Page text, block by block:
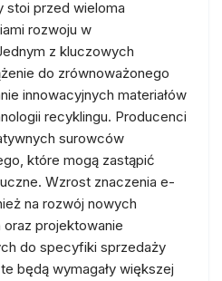
stoi przed wieloma
rozwoju w
z kluczowych
do zrównoważonego
innowacyjnych materiałów
recyklingu. Producenci
surowców
które mogą zastąpić
Wzrost znaczenia e-
na rozwój nowych
projektowanie
do specyfiki sprzedaży
będą wymagały większej